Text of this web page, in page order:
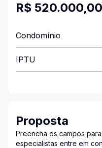
R$ 520.000,00
Condomínio
IPTU
Proposta
Preencha os campos
especialistas entre em